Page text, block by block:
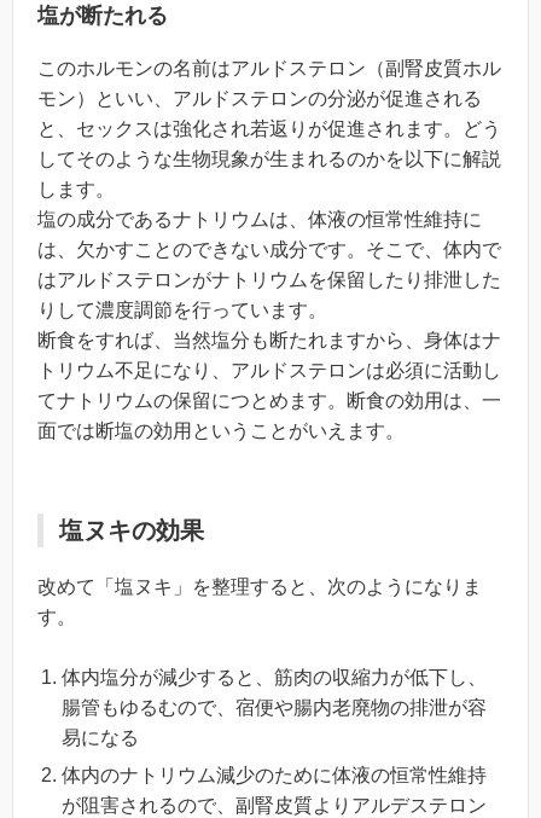
塩が断たれる
このホルモンの名前はアルドステロン（副腎皮質ホル
モン）といい、アルドステロンの分泌が促進される
と、セックスは強化され若返りが促進されます。どう
してそのような生物現象が生まれるのかを以下に解説
します。
塩の成分であるナトリウムは、体液の恒常性維持に
は、欠かすことのできない成分です。そこで、体内で
はアルドステロンがナトリウムを保留したり排泄した
りして濃度調節を行っています。
断食をすれば、当然塩分も断たれますから、身体はナ
トリウム不足になり、アルドステロンは必須に活動し
てナトリウムの保留につとめます。断食の効用は、一
面では断塩の効用ということがいえます。
塩ヌキの効果
改めて「塩ヌキ」を整理すると、次のようになりま
す。
体内塩分が減少すると、筋肉の収縮力が低下し、
腸管もゆるむので、宿便や腸内老廃物の排泄が容
易になる
体内のナトリウム減少のために体液の恒常性維持
が阻害されるので、副腎皮質よりアルデステロン